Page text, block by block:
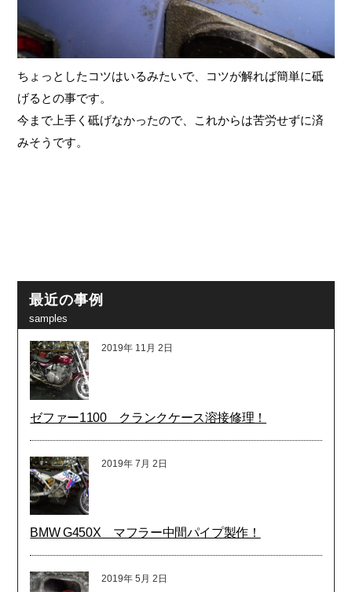
ちょっとしたコツはいるみたいで、コツが解れば簡単に砥
げるとの事です。
今まで上手く砥げなかったので、これからは苦労せずに済
みそうです。
最近の事例
samples
2019年 11月 2日
ゼファー1100 クランクケース溶接修理！
2019年 7月 2日
BMW G450X マフラー中間パイプ製作！
2019年 5月 2日